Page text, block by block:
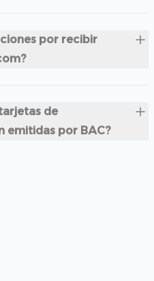
por recibir
de
emitidas por BAC?